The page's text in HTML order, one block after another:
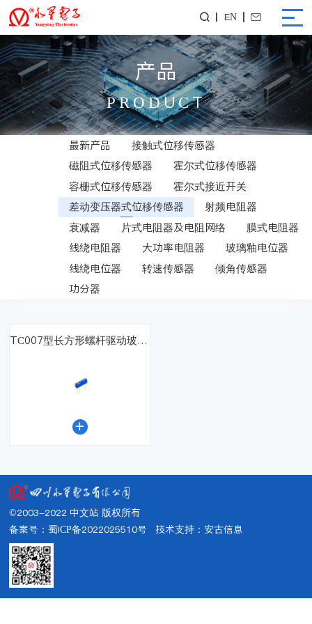
 EN 
产品
PRODUCT
最新产品
接触式位移传感器
磁阻式位移传感器
霍尔式位移传感器
容栅式位移传感器
霍尔式接近开关
差动变压器式位移传感器
射频电阻器
衰减器
片式电阻器及电阻网络
膜式电阻器
线绕电阻器
大功率电阻器
玻璃釉电位器
线绕电位器
转速传感器
倾角传感器
功分器
TC007型长方形螺杆驱动玻璃釉预调电位器

©2003-2022 中文站 版权所有
备案号：蜀ICP备2022025510号 技术支持： 安古信息